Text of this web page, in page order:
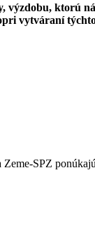
výzdobu, ktorú
vytváraní
SPZ